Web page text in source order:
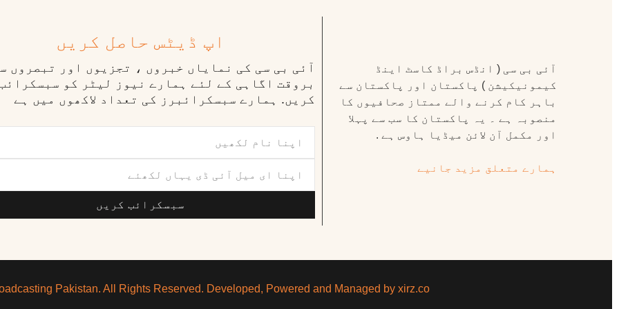
آئی بی سی ( انڈس براڈ کاسٹ اینڈ
کیمونیکیشن ) پاکستان اور پاکستان سے
باہر کام کرنے والے ممتاز صحافیوں کا
منصوبہ ہے ۔ یہ پاکستان کا سب سے پہلا
اور مکمل آن لائن میڈیا ہاوس ہے .
ہمارے متعلق مزید جانیے
اپ ڈیٹس حاصل کریں
آئی بی سی کی نمایاں خبروں ، تجزیوں اور تبصروں
بروقت اگاہی کے لئے ہمارے نیوز لیٹر کو
کریں. ہمارے سبسکرائبرز کی تعداد لاکھوں میں ہے
سبسکرائب کریں
Pakistan. All Rights Reserved. Developed, Powered and Managed by xirz.co